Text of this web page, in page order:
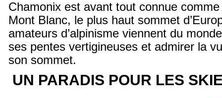
Chamonix est avant tout connue comme
Mont Blanc, le plus haut sommet
amateurs d’alpinisme viennent du
ses pentes vertigineuses et admirer la
son sommet.
UN PARADIS POUR LES